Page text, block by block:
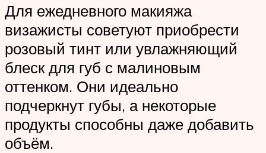
Для ежедневного макияжа
визажисты советуют приобрести
розовый тинт или увлажняющий
блеск для губ с малиновым
оттенком. Они идеально
подчеркнут губы, а некоторые
продукты способны даже добавить
объём.